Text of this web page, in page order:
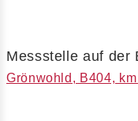
Messstelle auf der
Grönwohld, B404,